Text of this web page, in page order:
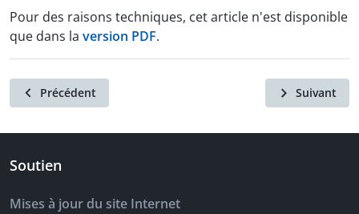
Pour des raisons techniques, cet article n'est disponible
que dans la version PDF.
Précédent Suivant
Soutien
Mises à jour du site Internet